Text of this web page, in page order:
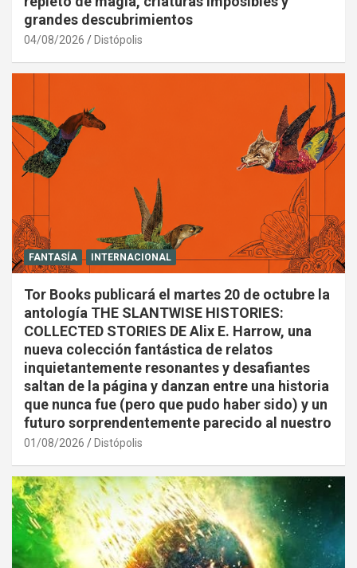
grandes descubrimientos
04/08/2026 Distópolis
FANTASÍA INTERNACIONAL
Tor Books publicará el martes 20 de octubre la
antología THE SLANTWISE HISTORIES:
COLLECTED STORIES DE Alix E. Harrow, una
nueva colección fantástica de relatos
inquietantemente resonantes y desafiantes
saltan de la página y danzan entre una historia
que nunca fue (pero que pudo haber sido) y un
futuro sorprendentemente parecido al nuestro
01/08/2026 Distópolis